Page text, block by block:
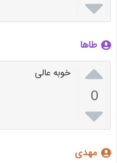

طاها

0

خوبه عالی
مهدی